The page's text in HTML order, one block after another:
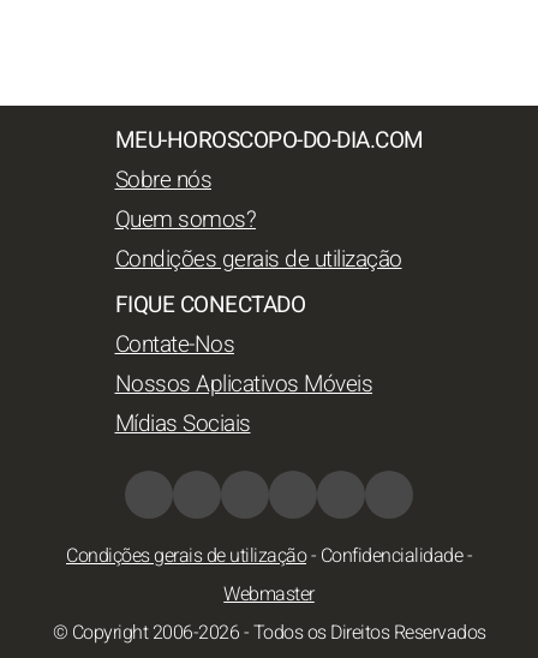
MEU-HOROSCOPO-DO-DIA.COM
Sobre nós
Quem somos?
Condições gerais de utilização
FIQUE CONECTADO
Contate-Nos
Nossos Aplicativos Móveis
Mídias Sociais
Condições gerais de utilização- Confidencialidade-
Webmaster
© Copyright 2006-2026 - Todos os Direitos Reservados